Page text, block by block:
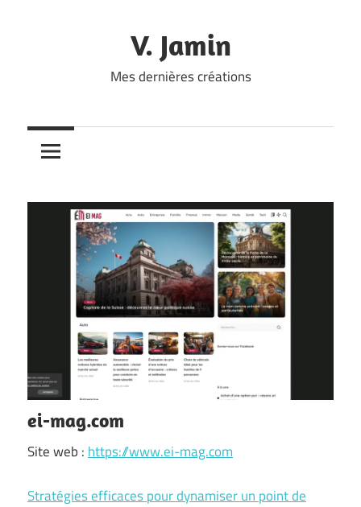
V. Jamin
Mes dernières créations
ei-mag.com
Site web : https://www.ei-mag.com
Stratégies efficaces pour dynamiser un point de